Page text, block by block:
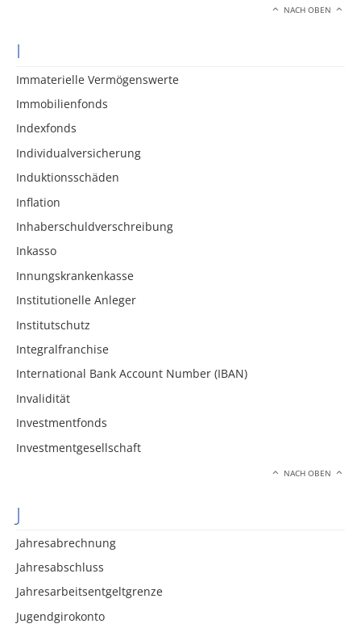
NACH OBEN
I
Immaterielle Vermögenswerte
Immobilienfonds
Indexfonds
Individualversicherung
Induktionsschäden
Inflation
Inhaberschuldverschreibung
Inkasso
Innungskrankenkasse
Institutionelle Anleger
Institutschutz
Integralfranchise
International Bank Account Number (IBAN)
Invalidität
Investmentfonds
Investmentgesellschaft
NACH OBEN
J
Jahresabrechnung
Jahresabschluss
Jahresarbeitsentgeltgrenze
Jugendgirokonto